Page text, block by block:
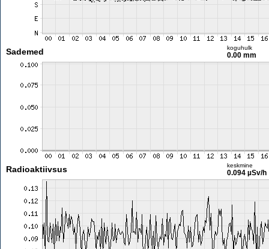
Sademed koguhulk
0.00 mm
Radioaktiivsus keskmine
0.094 µSv/h